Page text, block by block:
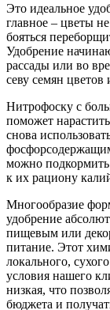
Это идеальное
главное – цветы
бояться
Удобрение
рассады или во
севу семян цветов
Нитрофоску с
поможет
снова
можно подкормить
к их рациону
Многообразие
удобрение
пищевым или
питание. Этот
локального,
условия нашего
низкая, что
бюджета и